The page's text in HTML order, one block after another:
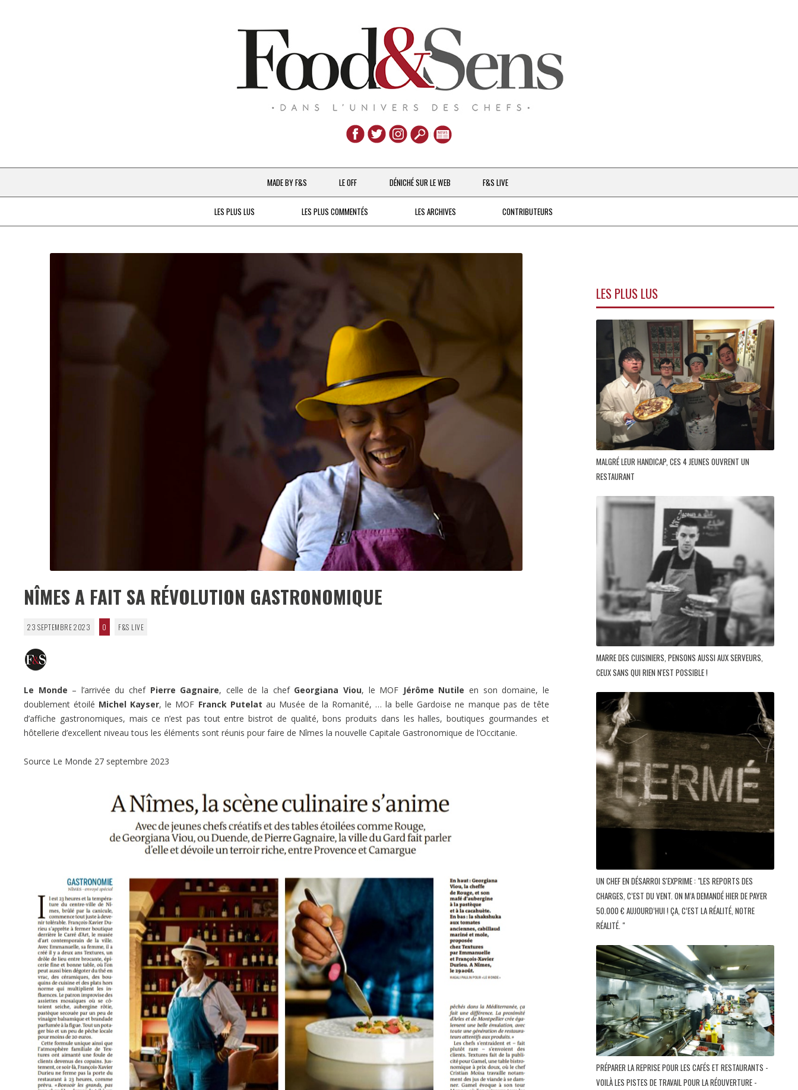
Aller
au
contenu
MADE BY F&S
CHEFS & ACTUALITÉS
À LA PETITE CUILLÈRE
LE OFF DÉNICHÉ SUR LE WEB F&S LIVE
LES PLUS LUS LES PLUS COMMENTÉS LES ARCHIVES CONTRIBUTEURS
NÎMES A FAIT SA RÉVOLUTION GASTRONOMIQUE
23 SEPTEMBRE 2023 0 F&S LIVE
Le Monde – l’arrivée du chef Pierre Gagnaire, celle de la chef Georgiana Viou, le MOF Jérôme Nutile en son domaine, le
doublement étoilé Michel Kayser, le MOF Franck Putelat au Musée de la Romanité, … la belle Gardoise ne manque pas de tête
d’affiche gastronomiques, mais ce n’est pas tout entre bistrot de qualité, bons produits dans les halles, boutiques gourmandes et
hôtellerie d’excellent niveau tous les éléments sont réunis pour faire de Nîmes la nouvelle Capitale Gastronomique de l’Occitanie.
Source Le Monde 27 septembre 2023
LES PLUS LUS
MALGRÉ LEUR HANDICAP, CES 4 JEUNES OUVRENT UN
RESTAURANT
MARRE DES CUISINIERS, PENSONS AUSSI AUX SERVEURS,
CEUX SANS QUI RIEN N'EST POSSIBLE !
UN CHEF EN DÉSARROI S'EXPRIME : "LES REPORTS DES
CHARGES, C’EST DU VENT. ON M’A DEMANDÉ HIER DE PAYER
50.000 € AUJOURD’HUI ! ÇA, C’EST LA RÉALITÉ, NOTRE
RÉALITÉ. "
PRÉPARER LA REPRISE POUR LES CAFÉS ET RESTAURANTS -
VOILÀ LES PISTES DE TRAVAIL POUR LA RÉOUVERTURE -